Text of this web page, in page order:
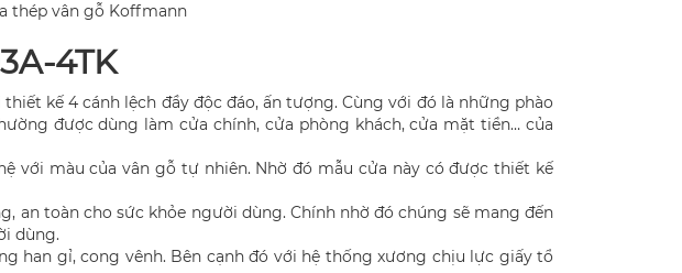
thép vân gỗ Koffmann
4TK
kế 4 cánh lệch đầy độc đáo, ấn tượng. Cùng với đó là những phào
được dùng làm cửa chính, cửa phòng khách, cửa mặt tiền… của
với màu của vân gỗ tự nhiên. Nhờ đó mẫu cửa này có được thiết kế
an toàn cho sức khỏe người dùng. Chính nhờ đó chúng sẽ mang đến
dùng.
han gỉ, cong vênh. Bên cạnh đó với hệ thống xương chịu lực giấy tổ